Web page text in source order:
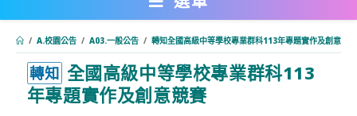
/ A.校園公告 / A03.一般公告 / 轉知全國高級中等學校專業群科113年專題實作及創意競賽
轉知 全國高級中等學校專業群科113
年專題實作及創意競賽